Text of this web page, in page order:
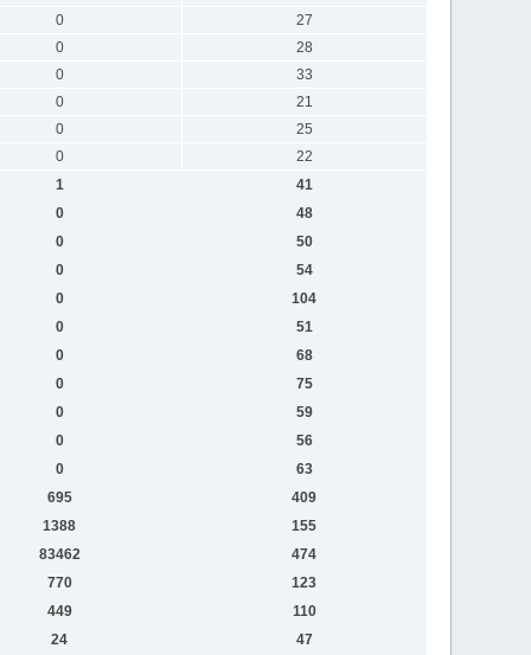
0
27
0
28
0
33
0
21
0
25
0
22
1
41
0
48
0
50
0
54
0
104
0
51
0
68
0
75
0
59
0
56
0
63
695
409
1388
155
83462
474
770
123
449
110
24
47